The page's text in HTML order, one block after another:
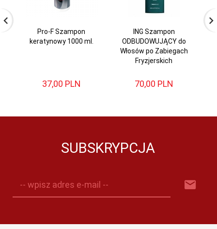
Pro-F Szampon
keratynowy 1000 ml.
37,00 PLN
ING Szampon
ODBUDOWUJĄCY do
Włosów po Zabiegach
Fryzjerskich
70,00 PLN
SUBSKRYPCJA
-- wpisz adres e-mail --